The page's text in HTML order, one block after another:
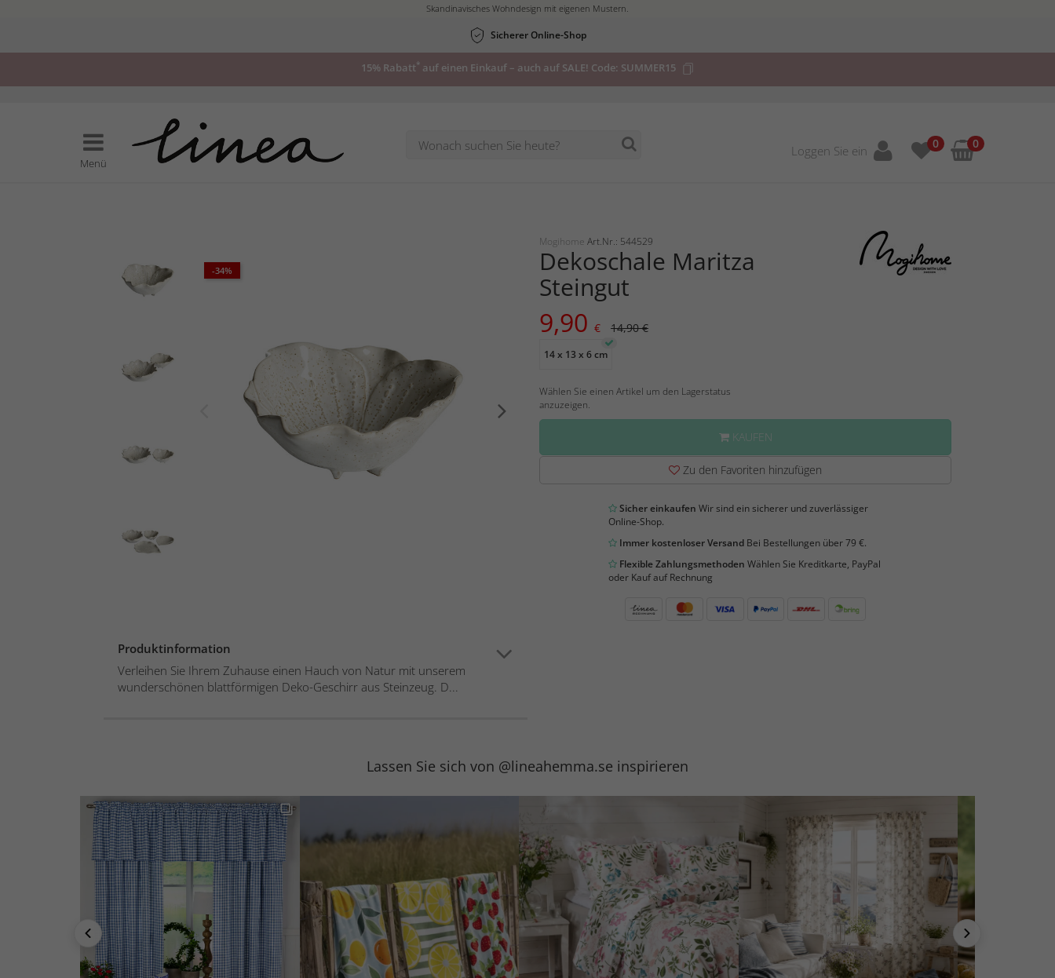
Skandinavisches Wohndesign mit eigenen Mustern.
Sicherer Online-Shop
15% Rabatt* auf einen Einkauf – auch auf SALE! Code: SUMMER15
Menü
Loggen Sie ein 0 0
-34%
Produktinformation
Verleihen Sie Ihrem Zuhause einen Hauch von Natur mit unserem
wunderschönen blattförmigen Deko-Geschirr aus Steinzeug. D...
Mogihome Art.Nr.: 544529
Dekoschale Maritza
Steingut
9,90 € 14,90 €
14 x 13 x 6 cm
Wählen Sie einen Artikel um den Lagerstatus
anzuzeigen.
KAUFEN
Zu den Favoriten hinzufügen
Sicher einkaufen Wir sind ein sicherer und zuverlässiger
Online-Shop.
Immer kostenloser VersandBei Bestellungen über 79 €.
Flexible Zahlungsmethoden Wählen Sie Kreditkarte, PayPal
oder Kauf auf Rechnung
Lassen Sie sich von @lineahemma.se inspirieren